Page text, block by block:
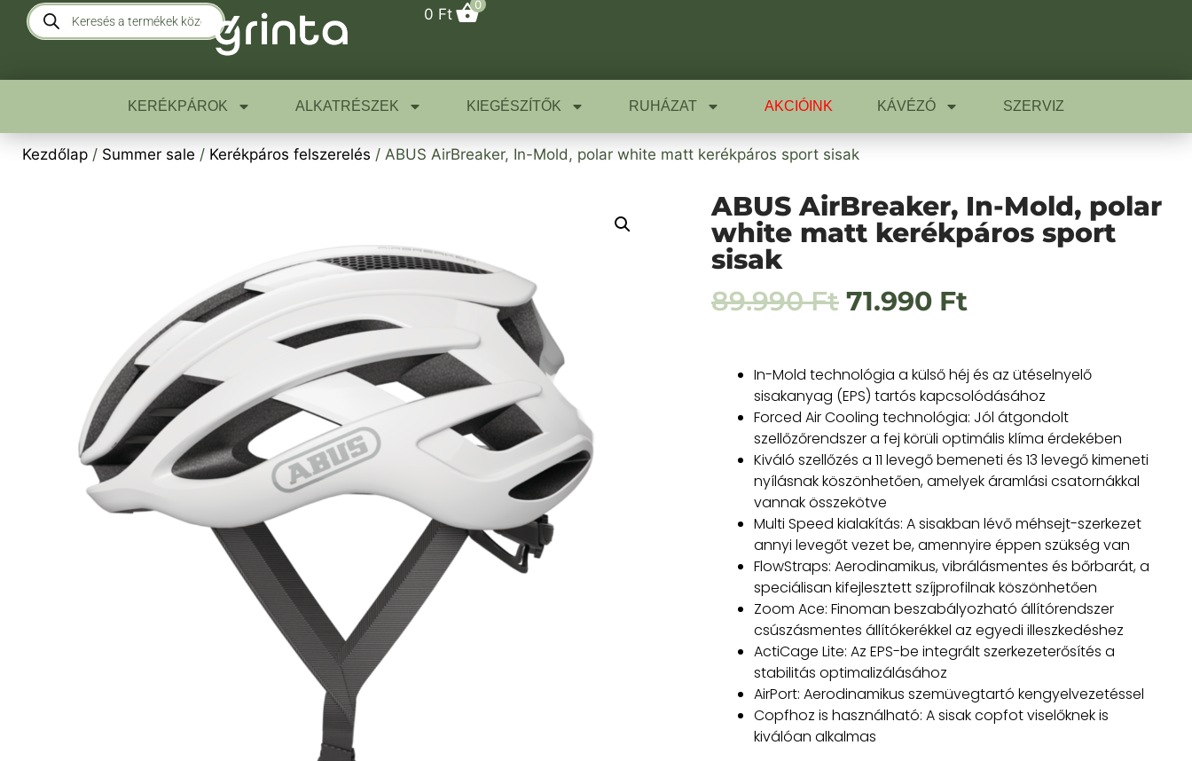
0 Ft
0
KERÉKPÁROK ALKATRÉSZEK KIEGÉSZÍTŐK RUHÁZAT AKCIÓINK KÁVÉZÓ SZERVIZ
Kezdőlap / Summer sale / Kerékpáros felszerelés / ABUS AirBreaker, In-Mold, polar white matt kerékpáros sport sisak
ABUS AirBreaker, In-Mold, polar
white matt kerékpáros sport
sisak
89.990Ft 71.990 Ft
In-Mold technológia a külső héj és az ütéselnyelő
sisakanyag (EPS) tartós kapcsolódásához
Forced Air Cooling technológia: Jól átgondolt
szellőzőrendszer a fej körüli optimális klíma érdekében
Kiváló szellőzés a 11 levegő bemeneti és 13 levegő kimeneti
nyílásnak köszönhetően, amelyek áramlási csatornákkal
vannak összekötve
Multi Speed kialakítás: A sisakban lévő méhsejt-szerkezet
annyi levegőt vezet be, amennyire éppen szükség van
FlowStraps: Aerodinamikus, vibrálásmentes és bőrbarát, a
speciálisan kifejlesztett szíjprofilnak köszönhetően
Zoom Ace: Finoman beszabályozható állítórendszer
csúszásmentes állítókerékkel az egyedi illeszkedéshez
ActiCage Lite: Az EPS-be integrált szerkezeterősítés a
stabilitás optimalizálásához
AirPort: Aerodinamikus szemüvegtartó kengyelvezetéssel
Copfhoz is használható: A sisak copfot viselőknek is
kiválóan alkalmas